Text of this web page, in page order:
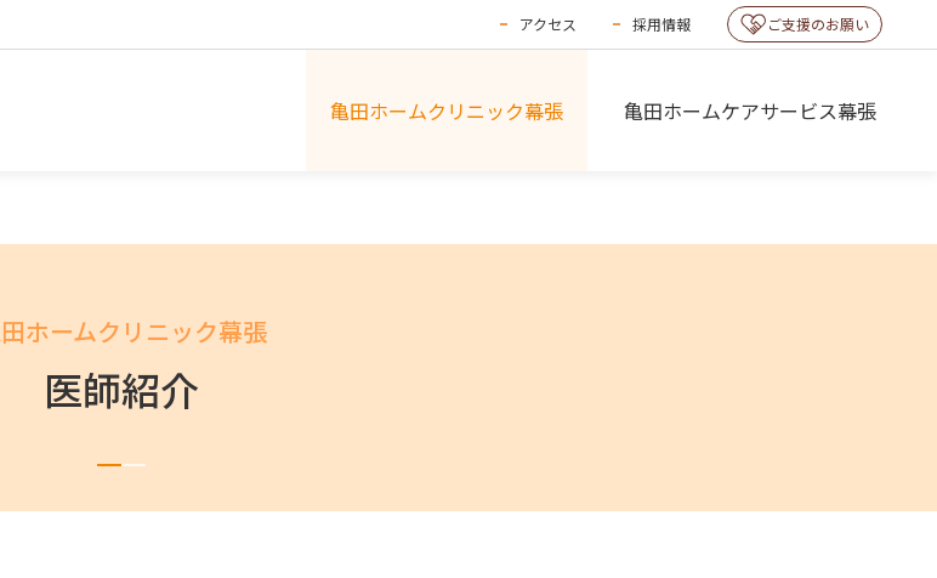
亀田ホームクリニック幕張 亀田ホームケアサービス幕張
アクセス 採用情報 ご支援のお願い
ホームクリニック幕張
医師紹介